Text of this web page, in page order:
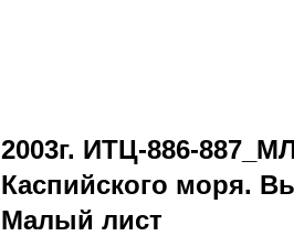
2003г. ИТЦ-886-
Каспийского моря.
Малый лист